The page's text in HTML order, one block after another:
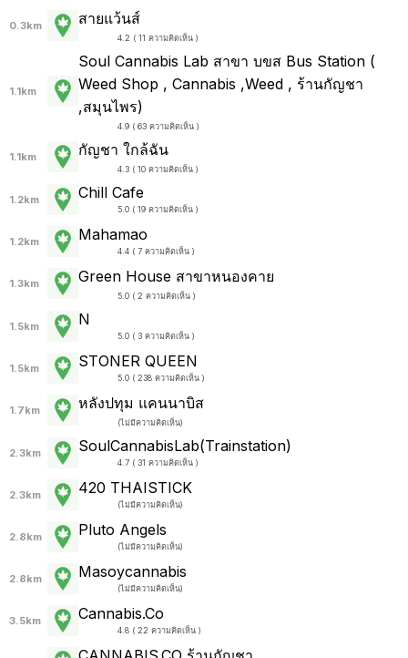
0.3km สายแว้นส์
4.2 ( 11 ความคิดเห็น )
1.1km
Soul Cannabis Lab สาขา บขส Bus Station (
Weed Shop , Cannabis ,Weed , ร้านกัญชา
,สมุนไพร)
4.9 ( 63 ความคิดเห็น )
1.1km กัญชา ใกล้ฉัน
4.3 ( 10 ความคิดเห็น )
1.2km Chill Cafe
5.0 ( 19 ความคิดเห็น )
1.2km Mahamao
4.4 ( 7 ความคิดเห็น )
1.3km Green House สาขาหนองคาย
5.0 ( 2 ความคิดเห็น )
1.5km N
5.0 ( 3 ความคิดเห็น )
1.5km STONER QUEEN
5.0 ( 238 ความคิดเห็น )
1.7km หลังปทุม แคนนาบิส
(ไม่มีความคิดเห็น)
2.3km SoulCannabisLab(Trainstation)
4.7 ( 31 ความคิดเห็น )
2.3km 420 THAISTICK
(ไม่มีความคิดเห็น)
2.8km Pluto Angels
(ไม่มีความคิดเห็น)
2.8km Masoycannabis
(ไม่มีความคิดเห็น)
3.5km Cannabis.Co
4.8 ( 22 ความคิดเห็น )